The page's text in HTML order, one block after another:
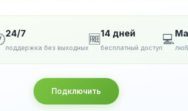
24/7
поддержка без выходных
🆓14 дней
бесплатный доступ
💻
Подключить